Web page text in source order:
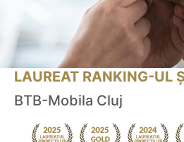
LAUREAT RANKING-UL
BTB-Mobila Cluj